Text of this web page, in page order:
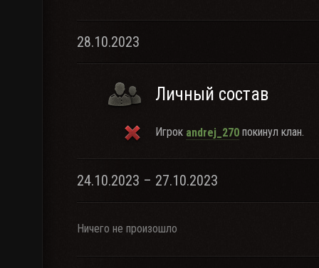
28.10.2023
Личный состав
Игрок andrej_270 покинул клан.
24.10.2023 – 27.10.2023
Ничего не произошло